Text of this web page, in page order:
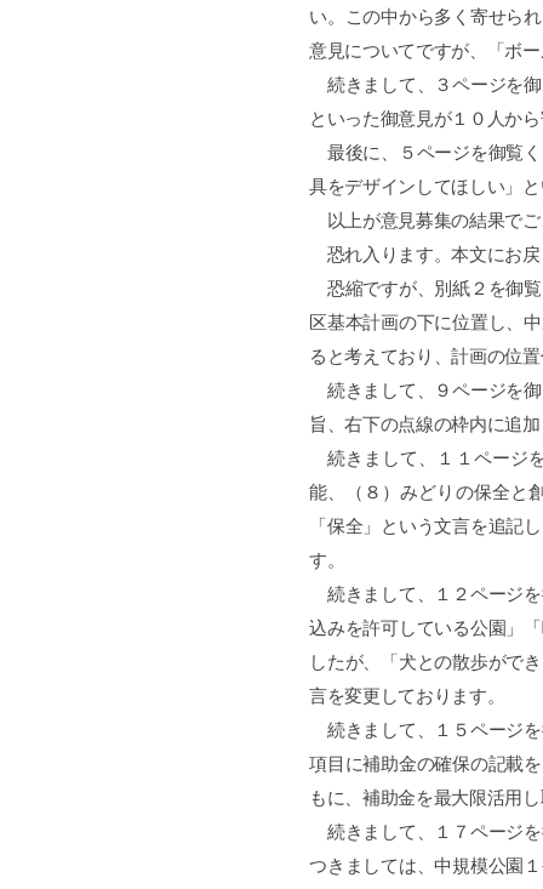
い。この中から多く寄せら
意見についてですが、「ボ
続きまして、３ページを
といった御意見が１０人か
最後に、５ページを御覧
具をデザインしてほしい」
以上が意見募集の結果でご
恐れ入ります。本文にお
恐縮ですが、別紙２を御
区基本計画の下に位置し、
ると考えており、計画の位
続きまして、９ページを
旨、右下の点線の枠内に追
続きまして、１１ページ
能、（８）みどりの保全と
「保全」という文言を追記
す。
続きまして、１２ページ
込みを許可している公園」
したが、「犬との散歩がで
言を変更しております。
続きまして、１５ページ
項目に補助金の確保の記載
もに、補助金を最大限活用
続きまして、１７ページ
つきましては、中規模公園